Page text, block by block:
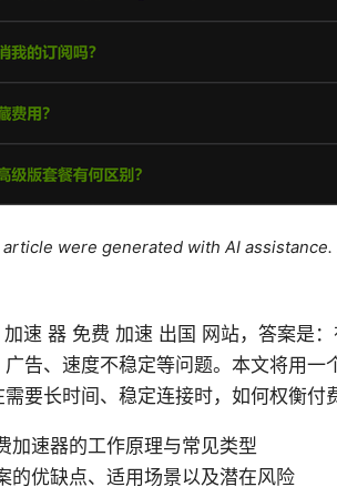
were generated with AI
速 器 免费 加速 出国 网站，答案是
广告、速度不稳定等问题。本文将用
要长时间、稳定连接时，如何权衡
加速器的工作原理与常见类型
的优缺点、适用场景以及潜在风险